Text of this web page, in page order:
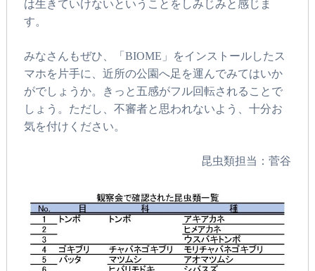
は生きていけないということをしみじみと感じま
す。
みなさんもぜひ、「BIOME」をインストールしたス
マホを片手に、近所の公園へ足を運んでみてはいか
がでしょうか。きっと五感がフル回転されることで
しょう。ただし、不審者と思われないよう、十分お
気を付けください。
昆虫類担当：菅谷